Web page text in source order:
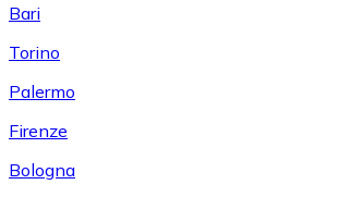
Bari
Torino
Palermo
Firenze
Bologna